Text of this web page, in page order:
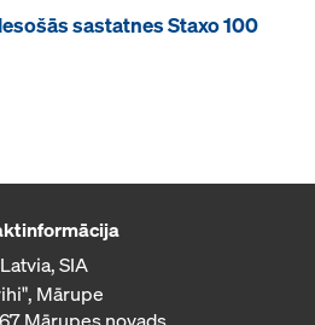
sastatnes Staxo 100
SIA
Mārupe